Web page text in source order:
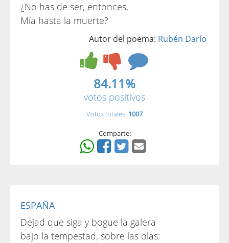
¿No has de ser, entonces,
Mía hasta la muerte?
Autor del poema: Rubén Darío
84.11%
votos positivos
Votos totales: 1007
Comparte:
ESPAÑA
Dejad que siga y bogue la galera
bajo la tempestad, sobre las olas: